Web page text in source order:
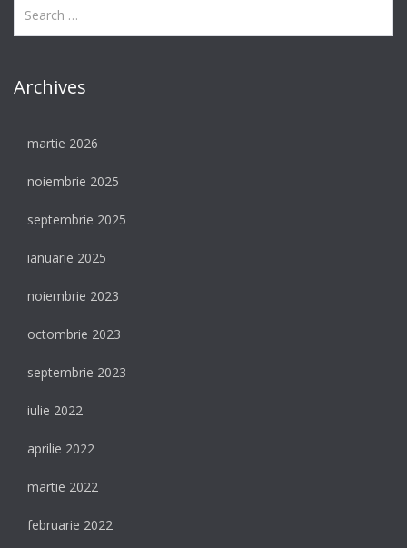
Archives
martie 2026
noiembrie 2025
septembrie 2025
ianuarie 2025
noiembrie 2023
octombrie 2023
septembrie 2023
iulie 2022
aprilie 2022
martie 2022
februarie 2022